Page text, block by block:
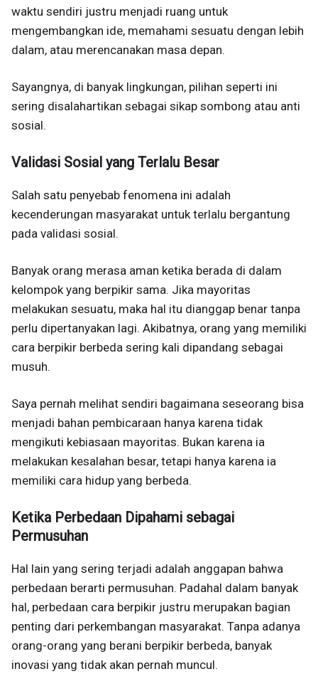
waktu sendiri justru menjadi ruang untuk
mengembangkan ide, memahami sesuatu dengan lebih
dalam, atau merencanakan masa depan.
Sayangnya, di banyak lingkungan, pilihan seperti ini
sering disalahartikan sebagai sikap sombong atau anti
sosial.
Validasi Sosial yang Terlalu Besar
Salah satu penyebab fenomena ini adalah
kecenderungan masyarakat untuk terlalu bergantung
pada validasi sosial.
Banyak orang merasa aman ketika berada di dalam
kelompok yang berpikir sama. Jika mayoritas
melakukan sesuatu, maka hal itu dianggap benar tanpa
perlu dipertanyakan lagi. Akibatnya, orang yang memiliki
cara berpikir berbeda sering kali dipandang sebagai
musuh.
Saya pernah melihat sendiri bagaimana seseorang bisa
menjadi bahan pembicaraan hanya karena tidak
mengikuti kebiasaan mayoritas. Bukan karena ia
melakukan kesalahan besar, tetapi hanya karena ia
memiliki cara hidup yang berbeda.
Ketika Perbedaan Dipahami sebagai
Permusuhan
Hal lain yang sering terjadi adalah anggapan bahwa
perbedaan berarti permusuhan. Padahal dalam banyak
hal, perbedaan cara berpikir justru merupakan bagian
penting dari perkembangan masyarakat. Tanpa adanya
orang-orang yang berani berpikir berbeda, banyak
inovasi yang tidak akan pernah muncul.